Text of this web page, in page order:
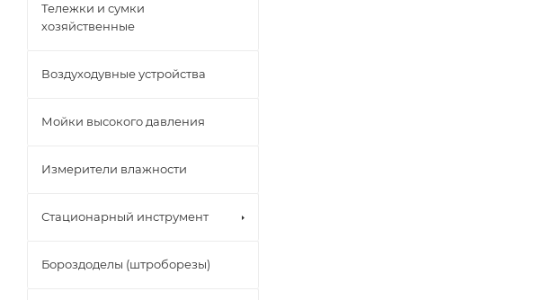
Тележки и сумки
хозяйственные
Воздуходувные устройства
Мойки высокого давления
Измерители влажности
Стационарный инструмент
Бороздоделы (штроборезы)